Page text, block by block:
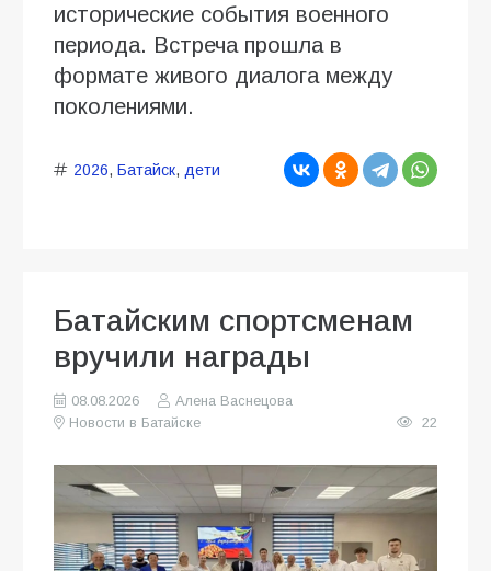
исторические события военного
периода. Встреча прошла в
формате живого диалога между
поколениями.
2026, Батайск, дети
Батайским спортсменам
вручили награды
08.08.2026
Алена Васнецова
Новости в Батайске
22